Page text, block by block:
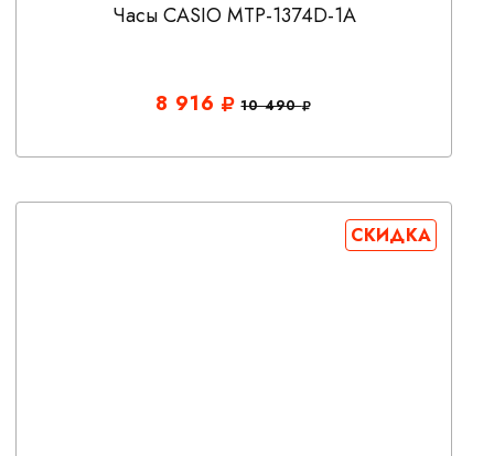
Часы CASIO MTP-1374D-1A
8 916 10 490
СКИДКА